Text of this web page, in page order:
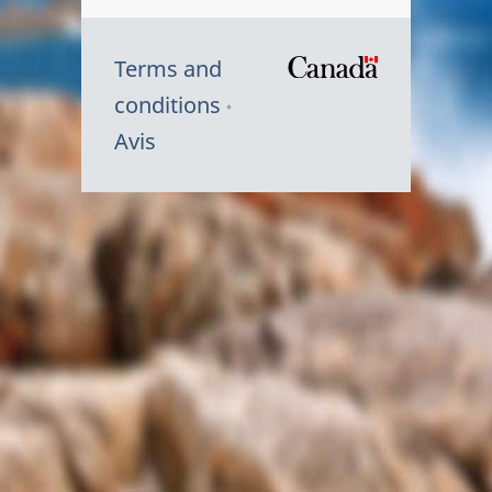
Terms and
conditions
Avis
Symbole
du
Canada